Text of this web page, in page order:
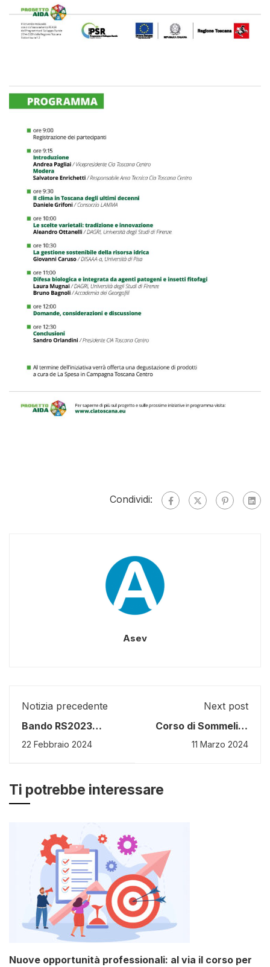
Condividi:
Asev
Notizia precedente
Bando RS2023
uscito ufficialmente
22 Febbraio 2024
Next post
Corso di Sommelier
di 1° livello a Empoli
11 Marzo 2024
Ti potrebbe interessare
Nuove opportunità professionali: al via il corso per